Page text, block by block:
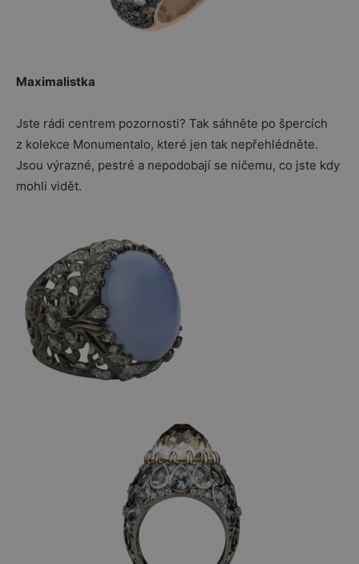
Maximalistka
Jste rádi centrem pozornosti? Tak sáhněte po špercích
z kolekce Monumentalo, které jen tak nepřehlédněte.
Jsou výrazné, pestré a nepodobají se ničemu, co jste kdy
mohli vidět.